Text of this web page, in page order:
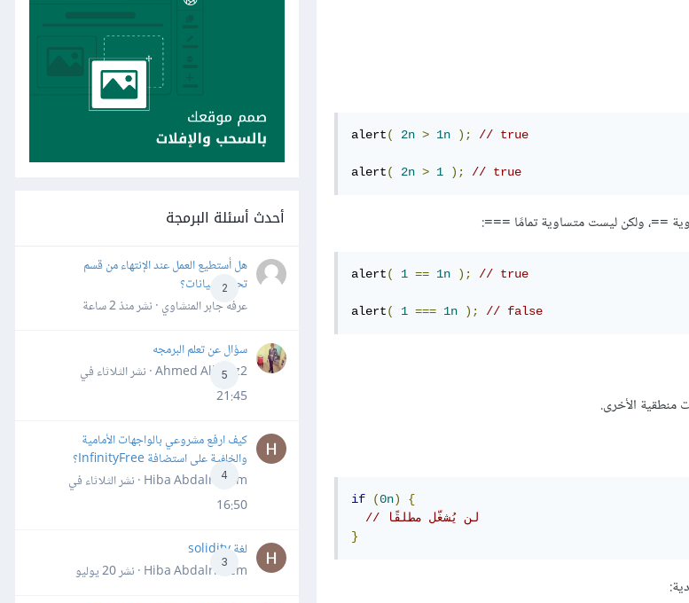
alert( 2n > 1n ); // true
alert( 2n > 1 ); // true
==، ولكن ليست متساوية تمامًا ===
:
alert( 1 == 1n ); // true
alert( 1 === 1n ); // false
منطقية الأخرى.
if (0n)
{
// لن يُشغّل مطلقًا
}
أحدث أسئلة البرمجة
2
هل أستطيع العمل عند الإنتهاء من قسم
تحليل البيانات؟
عرفه جابر المنشاوي · نشرمنذ 2 ساعة
5
سؤال عن تعلم البرمجه
Ahmed Alhafiz2 · نشر
الثلاثاء في
21:45
4
كيف ارفع مشروعي بالواجهات الأمامية
والخلفية على استضافة InfinityFree؟
Hiba Abdalrheem · نشر
الثلاثاء في
16:50
3
لغة solidity
Hiba Abdalrheem · نشر
20 يوليو